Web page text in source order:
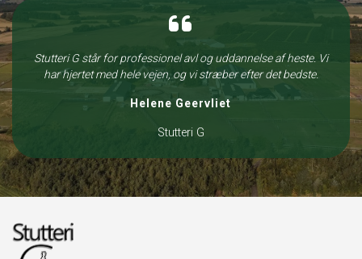
Stutteri G står for professionel avl og uddannelse af heste. Vi
har hjertet med hele vejen, og vi stræber efter det bedste.
Helene Geervliet
Stutteri G